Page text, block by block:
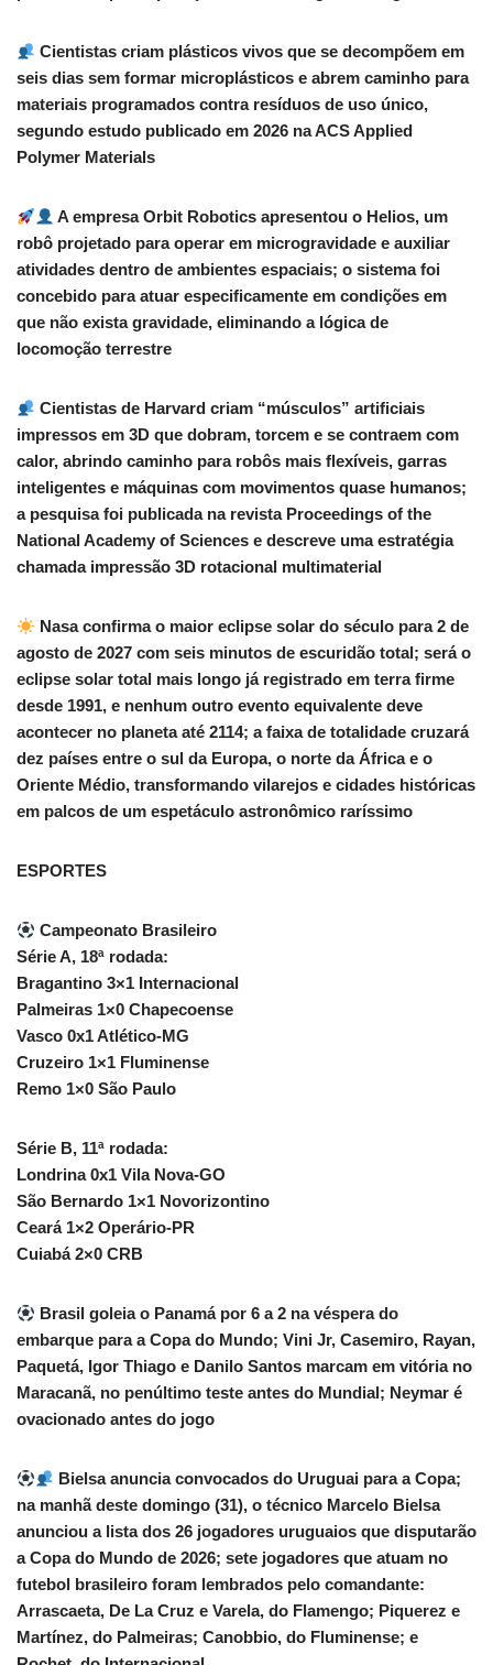
Cientistas criam plásticos vivos que se decompõem em
seis dias sem formar microplásticos e abrem caminho para
materiais programados contra resíduos de uso único,
segundo estudo publicado em 2026 na ACS Applied
Polymer Materials
A empresa Orbit Robotics apresentou o Helios, um
robô projetado para operar em microgravidade e auxiliar
atividades dentro de ambientes espaciais; o sistema foi
concebido para atuar especificamente em condições em
que não exista gravidade, eliminando a lógica de
locomoção terrestre
Cientistas de Harvard criam “músculos” artificiais
impressos em 3D que dobram, torcem e se contraem com
calor, abrindo caminho para robôs mais flexíveis, garras
inteligentes e máquinas com movimentos quase humanos;
a pesquisa foi publicada na revista Proceedings of the
National Academy of Sciences e descreve uma estratégia
chamada impressão 3D rotacional multimaterial
Nasa confirma o maior eclipse solar do século para 2 de
agosto de 2027 com seis minutos de escuridão total; será o
eclipse solar total mais longo já registrado em terra firme
desde 1991, e nenhum outro evento equivalente deve
acontecer no planeta até 2114; a faixa de totalidade cruzará
dez países entre o sul da Europa, o norte da África e o
Oriente Médio, transformando vilarejos e cidades históricas
em palcos de um espetáculo astronômico raríssimo
ESPORTES
Campeonato Brasileiro
Série A, 18ª rodada:
Bragantino 3×1 Internacional
Palmeiras 1×0 Chapecoense
Vasco 0x1 Atlético-MG
Cruzeiro 1×1 Fluminense
Remo 1×0 São Paulo
Série B, 11ª rodada:
Londrina 0x1 Vila Nova-GO
São Bernardo 1×1 Novorizontino
Ceará 1×2 Operário-PR
Cuiabá 2×0 CRB
Brasil goleia o Panamá por 6 a 2 na véspera do
embarque para a Copa do Mundo; Vini Jr, Casemiro, Rayan,
Paquetá, Igor Thiago e Danilo Santos marcam em vitória no
Maracanã, no penúltimo teste antes do Mundial; Neymar é
ovacionado antes do jogo
Bielsa anuncia convocados do Uruguai para a Copa;
na manhã deste domingo (31), o técnico Marcelo Bielsa
anunciou a lista dos 26 jogadores uruguaios que disputarão
a Copa do Mundo de 2026; sete jogadores que atuam no
futebol brasileiro foram lembrados pelo comandante:
Arrascaeta, De La Cruz e Varela, do Flamengo; Piquerez e
Martínez, do Palmeiras; Canobbio, do Fluminense; e